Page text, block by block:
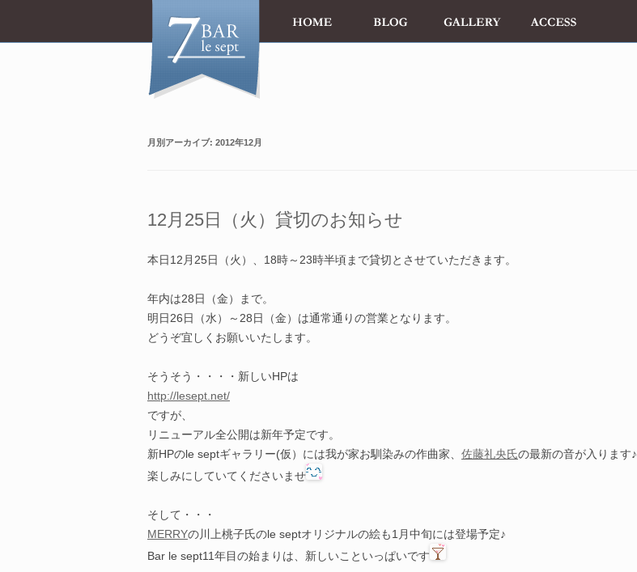
月別アーカイブ: 2012年12月
12月25日（火）貸切のお知らせ
本日12月25日（火）、18時～23時半頃まで貸切とさせていただきます。
年内は28日（金）まで。
明日26日（水）～28日（金）は通常通りの営業となります。
どうぞ宜しくお願いいたします。
そうそう・・・・新しいHPは
http://lesept.net/
ですが、
リニューアル全公開は新年予定です。
新HPのle septギャラリー(仮）には我が家お馴染みの作曲家、 佐藤礼央氏の最新の音が入ります♪
楽しみにしていてくださいませ
そして・・・
MERRYの川上桃子氏のle septオリジナルの絵も1月中旬には登場予定♪
Bar le sept11年目の始まりは、新しいこといっぱいです